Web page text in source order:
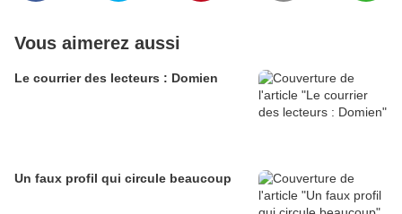
Vous aimerez aussi
Le courrier des lecteurs : Domien
Un faux profil qui circule beaucoup